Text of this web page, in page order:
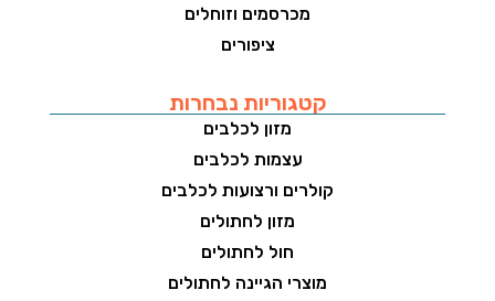
מכרסמים וזוחלים
ציפורים
קטגוריות נבחרות
מזון לכלבים
עצמות לכלבים
קולרים ורצועות לכלבים
מזון לחתולים
חול לחתולים
מוצרי הגיינה לחתולים